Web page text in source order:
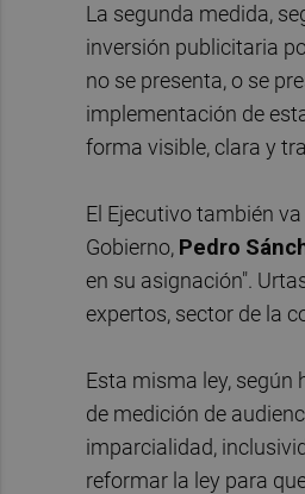
La segunda medida,
inversión publicitaria
no se presenta, o se
implementación de
forma visible, clara y
El Ejecutivo también
Gobierno, Pedro
en su asignación".
expertos, sector de la
Esta misma ley,
de medición de
imparcialidad,
reformar la ley para